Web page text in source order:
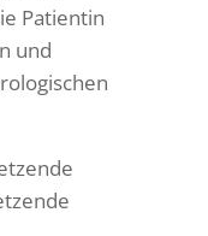
Pati­entin
und